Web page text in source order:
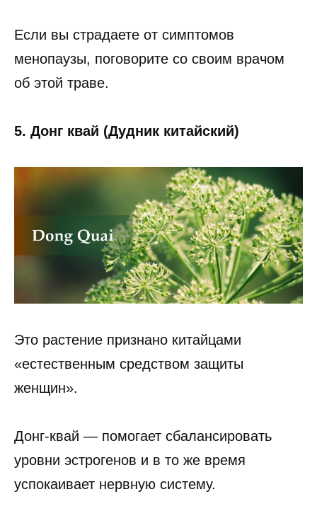
Если вы страдаете от симптомов
менопаузы, поговорите со своим врачом
об этой траве.
5. Донг квай (Дудник китайский)
Это растение признано китайцами
«естественным средством защиты
женщин».
Донг-квай — помогает сбалансировать
уровни эстрогенов и в то же время
успокаивает нервную систему.